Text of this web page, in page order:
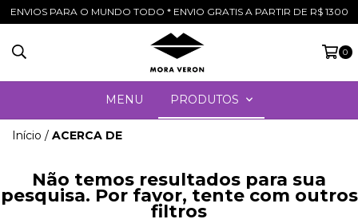
ENVIOS PARA O MUNDO TODO * ENVIO GRATIS A PARTIR DE R$ 1300
0
MENU PRODUTOS
Início / ACERCA DE
Não temos resultados para sua
pesquisa. Por favor, tente com outros
filtros